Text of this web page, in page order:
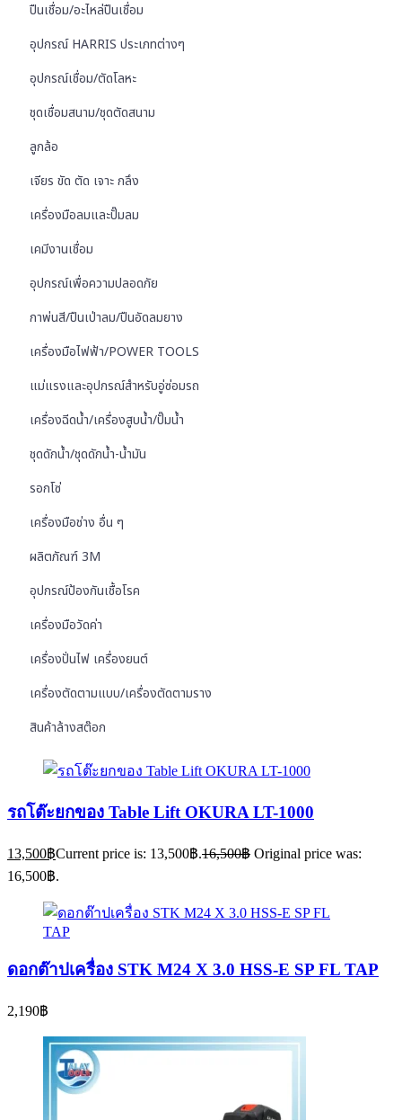
ปืนเชื่อม/อะไหล่ปืนเชื่อม
อุปกรณ์ HARRIS ประเภทต่างๆ
อุปกรณ์เชื่อม/ตัดโลหะ
ชุดเชื่อมสนาม/ชุดตัดสนาม
ลูกล้อ
เจียร ขัด ตัด เจาะ กลึง
เครื่องมือลมและปั๊มลม
เคมีงานเชื่อม
อุปกรณ์เพื่อความปลอดภัย
กาพ่นสี/ปืนเป่าลม/ปืนอัดลมยาง
เครื่องมือไฟฟ้า/POWER TOOLS
แม่แรงและอุปกรณ์สำหรับอู่ซ่อมรถ
เครื่องฉีดน้ำ/เครื่องสูบน้ำ/ปั๊มน้ำ
ชุดดักน้ำ/ชุดดักน้ำ-น้ำมัน
รอกโซ่
เครื่องมือช่าง อื่น ๆ
ผลิตภัณฑ์ 3M
อุปกรณ์ป้องกันเชื้อโรค
เครื่องมือวัดค่า
เครื่องปั่นไฟ เครื่องยนต์
เครื่องตัดตามแบบ/เครื่องตัดตามราง
สินค้าล้างสต๊อก
รถโต๊ะยกของ Table Lift OKURA LT-1000
13,500฿Current price is: 13,500฿.16,500฿ Original price was:
16,500฿.
ดอกต๊าปเครื่อง STK M24 X 3.0 HSS-E SP FL TAP
2,190฿